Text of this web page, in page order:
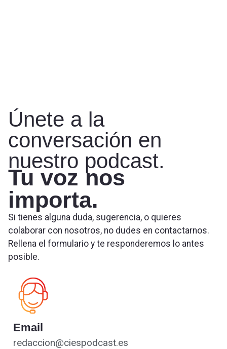
Únete a la
conversación en
nuestro podcast.
Tu voz nos
importa.
Si tienes alguna duda, sugerencia, o quieres
colaborar con nosotros, no dudes en contactarnos.
Rellena el formulario y te responderemos lo antes
posible.
Email
redaccion@ciespodcast.es